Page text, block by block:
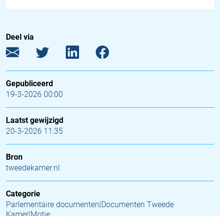
Deel via
Gepubliceerd
19-3-2026 00:00
Laatst gewijzigd
20-3-2026 11:35
Bron
tweedekamer.nl
Categorie
Parlementaire documenten|Documenten Tweede